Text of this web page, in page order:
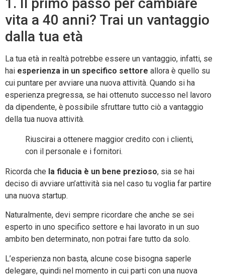
vita a 40 anni? Trai un vantaggio
dalla tua età
La tua età in realtà potrebbe essere un vantaggio, infatti, se
hai esperienza in un specifico settore allora è quello su
cui puntare per avviare una nuova attività. Quando si ha
esperienza pregressa, se hai ottenuto successo nel lavoro
da dipendente, è possibile sfruttare tutto ciò a vantaggio
della tua nuova attività.
Riuscirai a ottenere maggior credito con i clienti,
con il personale e i fornitori.
Ricorda che la fiducia è un bene prezioso, sia se hai
deciso di avviare un’attività sia nel caso tu voglia far partire
una nuova startup.
Naturalmente, devi sempre ricordare che anche se sei
esperto in uno specifico settore e hai lavorato in un suo
ambito ben determinato, non potrai fare tutto da solo.
L’esperienza non basta, alcune cose bisogna saperle
delegare, quindi nel momento in cui parti con una nuova